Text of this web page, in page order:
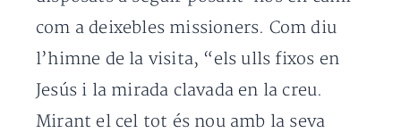
com a deixebles missioners. Com diu
l’himne de la visita, “els ulls fixos en
Jesús i la mirada clavada en la creu.
Mirant el cel tot és nou amb la seva